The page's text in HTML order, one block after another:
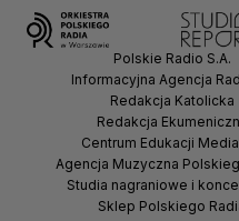
Polskie Radio S.A.
Informacyjna Agencja
Redakcja Katolicka
Redakcja
Centrum Edukacji
Agencja Muzyczna
Studia nagraniowe i
Sklep Polskiego